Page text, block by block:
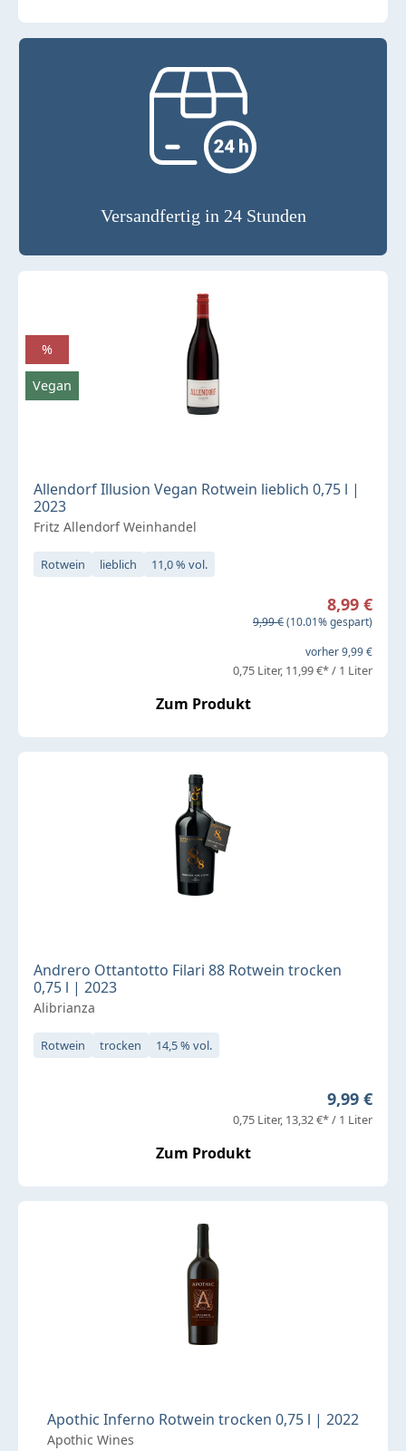
Versandfertig in 24 Stunden
Allendorf Illusion Vegan Rotwein lieblich 0,75 l |
2023
Fritz Allendorf Weinhandel
Rotwein lieblich 11,0 % vol.
Verkaufspreis:
8,99 €
Regulärer Preis:
9,99 €(10.01% gespart)
vorher 9,99 €
0,75 Liter 11,99 €* / 1 Liter
Zum Produkt
%
Vegan
Andrero Ottantotto Filari 88 Rotwein trocken
0,75 l | 2023
Alibrianza
Rotwein trocken 14,5 % vol.
Regulärer
9,99 €
0,75 Liter 13,32 €* / 1 Liter
Zum Produkt
Apothic Inferno Rotwein trocken 0,75 l | 2022
Apothic Wines